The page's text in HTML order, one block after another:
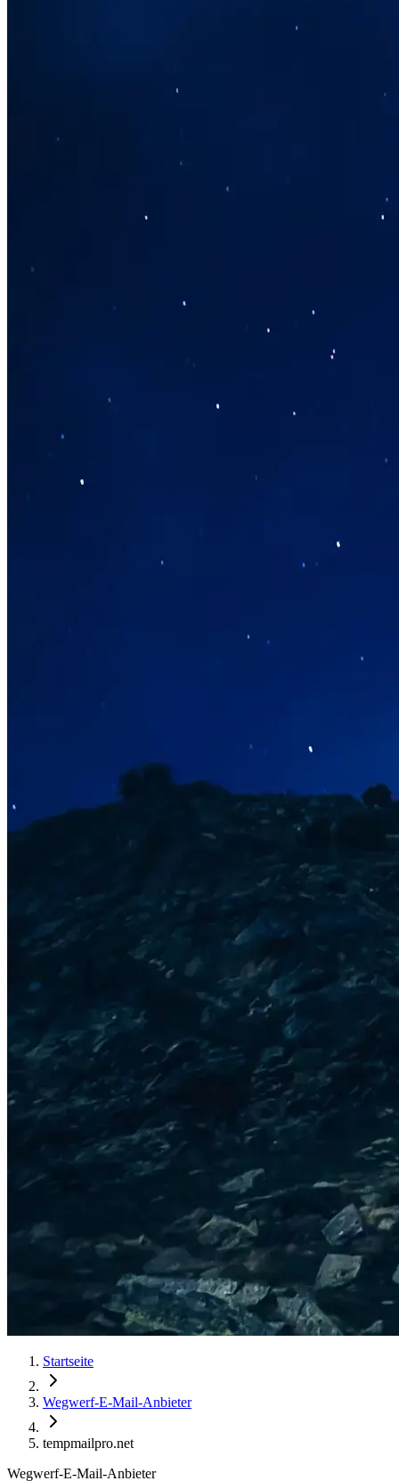
Startseite
Wegwerf-E-Mail-Anbieter
tempmailpro.net
Wegwerf-E-Mail-Anbieter